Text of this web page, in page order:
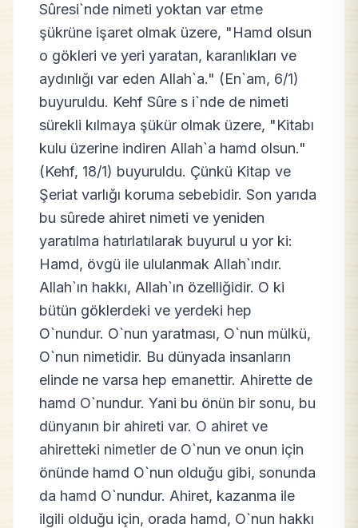
Sûresi`nde nimeti yoktan var etme
şükrüne işaret olmak üzere, "Hamd olsun
o gökleri ve yeri yaratan, karanlıkları ve
aydınlığı var eden Allah`a." (En`am, 6/1)
buyuruldu. Kehf Sûre s i`nde de nimeti
sürekli kılmaya şükür olmak üzere, "Kitabı
kulu üzerine indiren Allah`a hamd olsun."
(Kehf, 18/1) buyuruldu. Çünkü Kitap ve
Şeriat varlığı koruma sebebidir. Son yarıda
bu sûrede ahiret nimeti ve yeniden
yaratılma hatırlatılarak buyurul u yor ki:
Hamd, övgü ile ululanmak Allah`ındır.
Allah`ın hakkı, Allah`ın özelliğidir. O ki
bütün göklerdeki ve yerdeki hep
O`nundur. O`nun yaratması, O`nun mülkü,
O`nun nimetidir. Bu dünyada insanların
elinde ne varsa hep emanettir. Ahirette de
hamd O`nundur. Yani bu önün bir sonu, bu
dünyanın bir ahireti var. O ahiret ve
ahiretteki nimetler de O`nun ve onun için
önünde hamd O`nun olduğu gibi, sonunda
da hamd O`nundur. Ahiret, kazanma ile
ilgili olduğu için, orada hamd, O`nun hakkı